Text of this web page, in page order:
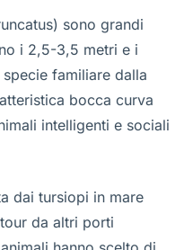
sono grandi
i 2,5-3,5 metri e i
familiare dalla
bocca curva
intelligenti e sociali
dai tursiopi in mare
da altri porti